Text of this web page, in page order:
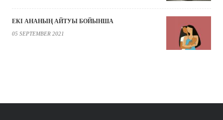
ЕКІ АНАНЫҢ АЙТУЫ БОЙЫНША
05 SEPTEMBER 2021